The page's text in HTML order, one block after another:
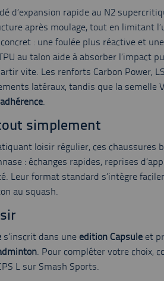
d’expansion rapide au N2
après moulage, tout en limitant
: une foulée plus réactive et
au talon aide à absorber l’impact
vite. Les renforts Carbon Power,
latéraux, tandis que la semelle
.
simplement
loisir régulier, ces chaussures
: échanges rapides, reprises
Leur format standard s’intègre
au squash.
s’inscrit dans une edition Capsule et
. Pour compléter votre choix,
L sur Smash Sports.